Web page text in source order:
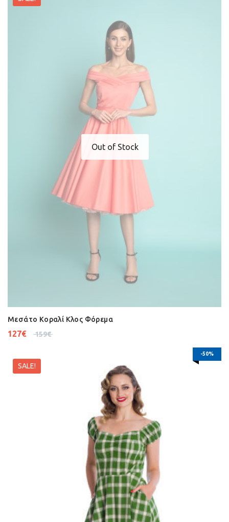
Out of Stock
Μεσάτο Κοραλί Κλος Φόρεμα
159€
127€
-50%
SALE!